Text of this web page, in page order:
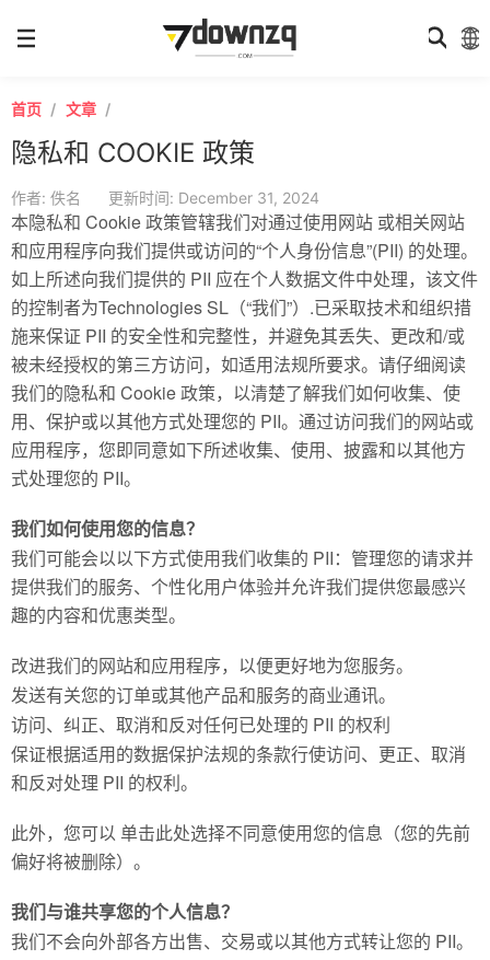
首页 文章
隐私和 COOKIE 政策
作者: 佚名 更新时间: December 31, 2024
本隐私和 Cookie 政策管辖我们对通过使用网站 或相关网站
和应用程序向我们提供或访问的“个人身份信息”(PII) 的处理。
如上所述向我们提供的 PII 应在个人数据文件中处理，该文件
的控制者为Technologies SL（“我们”）.已采取技术和组织措
施来保证 PII 的安全性和完整性，并避免其丢失、更改和/或
被未经授权的第三方访问，如适用法规所要求。请仔细阅读
我们的隐私和 Cookie 政策，以清楚了解我们如何收集、使
用、保护或以其他方式处理您的 PII。通过访问我们的网站或
应用程序，您即同意如下所述收集、使用、披露和以其他方
式处理您的 PII。
我们如何使用您的信息？
我们可能会以以下方式使用我们收集的 PII：管理您的请求并
提供我们的服务、个性化用户体验并允许我们提供您最感兴
趣的内容和优惠类型。
改进我们的网站和应用程序，以便更好地为您服务。
发送有关您的订单或其他产品和服务的商业通讯。
访问、纠正、取消和反对任何已处理的 PII 的权利
保证根据适用的数据保护法规的条款行使访问、更正、取消
和反对处理 PII 的权利。
此外，您可以 单击此处选择不同意使用您的信息（您的先前
偏好将被删除）。
我们与谁共享您的个人信息？
我们不会向外部各方出售、交易或以其他方式转让您的 PII。